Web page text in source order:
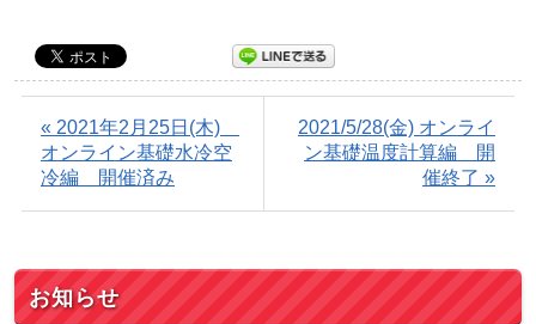
« 2021年2月25日(木)
オンライン基礎水冷空
冷編 開催済み
2021/5/28(金) オンライ
ン基礎温度計算編 開
催終了 »
お知らせ